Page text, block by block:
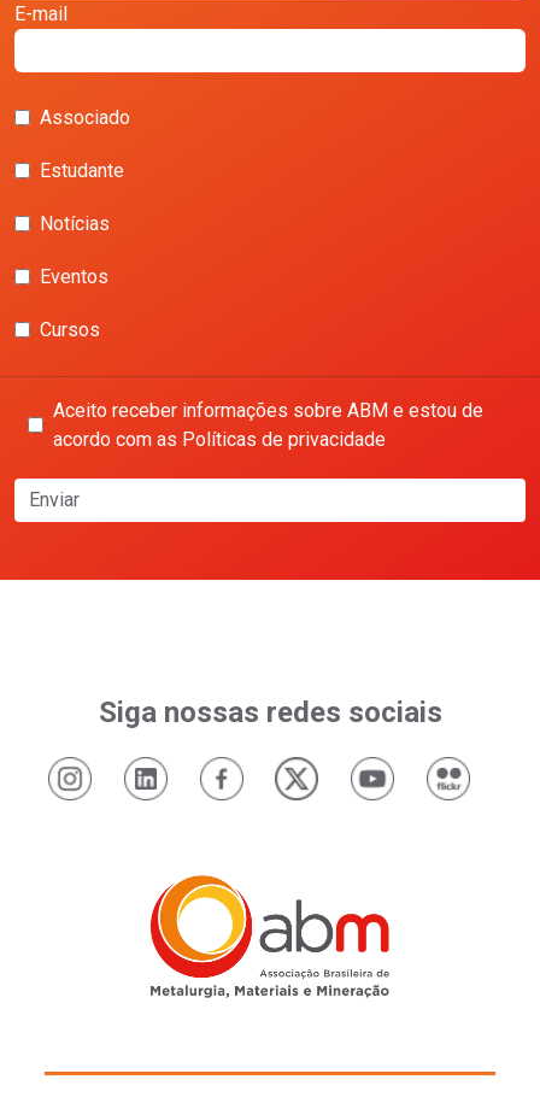
E-mail
Associado
Estudante
Notícias
Eventos
Cursos
Aceito receber informações sobre ABM e estou de
acordo com as Políticas de privacidade
Enviar
Siga nossas redes sociais